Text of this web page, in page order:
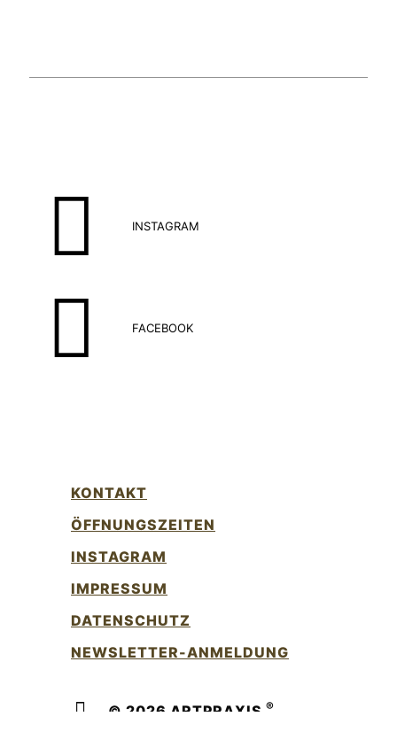
INSTAGRAM
FACEBOOK
© 2026 ARTPRAXIS ®
KONTAKT
ÖFFNUNGSZEITEN
INSTAGRAM
IMPRESSUM
DATENSCHUTZ
NEWSLETTER-ANMELDUNG